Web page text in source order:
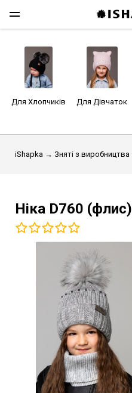
Для Хлопчиків Для Дівчаток
iShapka → Зняті з виробництва
Ніка D760 (флис)